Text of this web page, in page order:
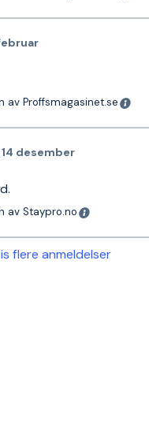
av Proffsmagasinet.se
14 desember
av Staypro.no
flere anmeldelser